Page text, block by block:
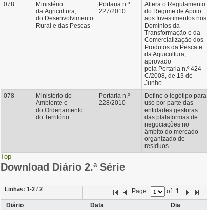
078
Ministério
da Agricultura,
do Desenvolvimento
Rural e das Pescas
Portaria n.º
227/2010
Altera o Regulamento
do Regime de Apoio
aos Investimentos nos
Domínios da
Transformação e da
Comercialização dos
Produtos da Pesca e
da Aquicultura,
aprovado
pela Portaria n.º 424-
C/2008, de 13 de
Junho
078
Ministério do
Ambiente e
do Ordenamento
do Território
Portaria n.º
228/2010
Define o logótipo para
uso por parte das
entidades gestoras
das plataformas de
negociações no
âmbito do mercado
organizado de
resíduos
Top
Download Diário 2.ª Série
Linhas: 1-2 / 2 Page of 1
Diário
Data Dia